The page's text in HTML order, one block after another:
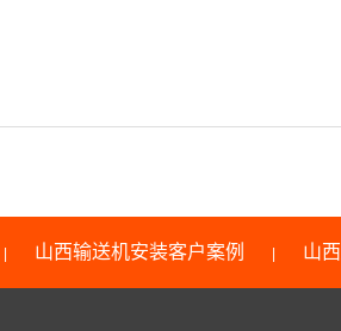
| 山西输送机安装客户案例 | 山